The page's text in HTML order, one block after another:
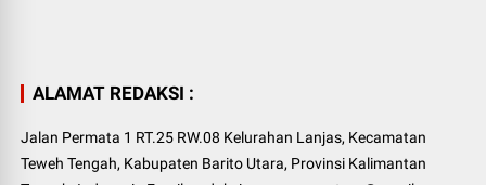
ALAMAT REDAKSI :
Jalan Permata 1 RT.25 RW.08 Kelurahan Lanjas, Kecamatan
Teweh Tengah, Kabupaten Barito Utara, Provinsi Kalimantan